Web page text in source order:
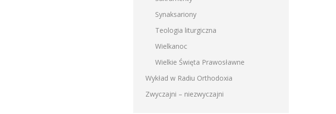
Synaksariony
Teologia liturgiczna
Wielkanoc
Wielkie Święta Prawosławne
Wykład w Radiu Orthodoxia
Zwyczajni – niezwyczajni